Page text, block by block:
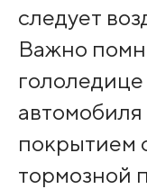
следует
Важно
покрытием
тормозной